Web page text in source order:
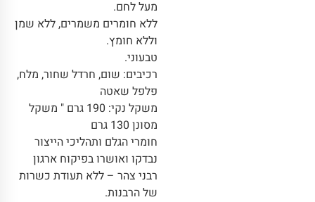
מעל לחם.
ללא חומרים משמרים, ללא שמן
וללא חומץ.
טבעוני.
רכיבים: שום, חרדל שחור, מלח,
פלפל שאטה
משקל נקי: 190 גרם " משקל
מסונן 130 גרם
חומרי הגלם ותהליכי הייצור
נבדקו ואושרו בפיקוח ארגון
רבני צהר – ללא תעודת כשרות
של הרבנות.